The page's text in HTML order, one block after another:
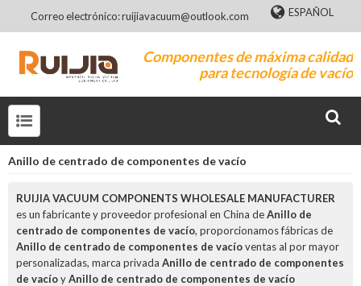
Correo electrónico: ruijiavacuum@outlook.com ESPAÑOL
Componentes de máxima calidad
para tecnología de vacío
Anillo de centrado de componentes de vacío
RUIJIA VACUUM COMPONENTS WHOLESALE MANUFACTURER
es un fabricante y proveedor profesional en China deAnillo de
centrado de componentes de vacío, proporcionamos fábricas de
Anillo de centrado de componentes de vacíoventas al por mayor
personalizadas, marca privada Anillo de centrado de componentes
de vacíoyAnillo de centrado de componentes de vacío